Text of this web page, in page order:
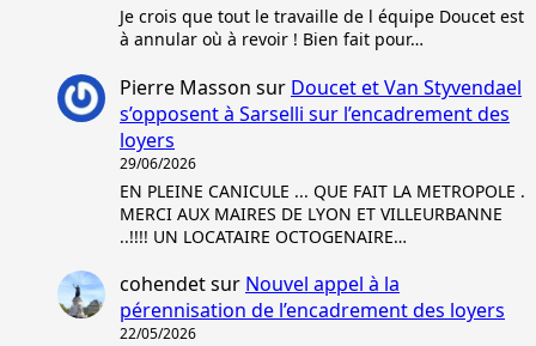
Je crois que tout le travaille de l équipe Doucet est
à annular où à revoir ! Bien fait pour…
Pierre Masson sur Doucet et Van Styvendael
s’opposent à Sarselli sur l’encadrement des
loyers
29/06/2026
EN PLEINE CANICULE ... QUE FAIT LA METROPOLE .
MERCI AUX MAIRES DE LYON ET VILLEURBANNE
..!!!! UN LOCATAIRE OCTOGENAIRE…
cohendetsur Nouvel appel à la
pérennisation de l’encadrement des loyers
22/05/2026